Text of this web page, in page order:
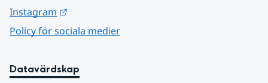
Instagram
Policy för sociala medier
Datavärdskap